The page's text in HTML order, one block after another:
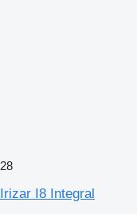
28
Irizar I8 Integral